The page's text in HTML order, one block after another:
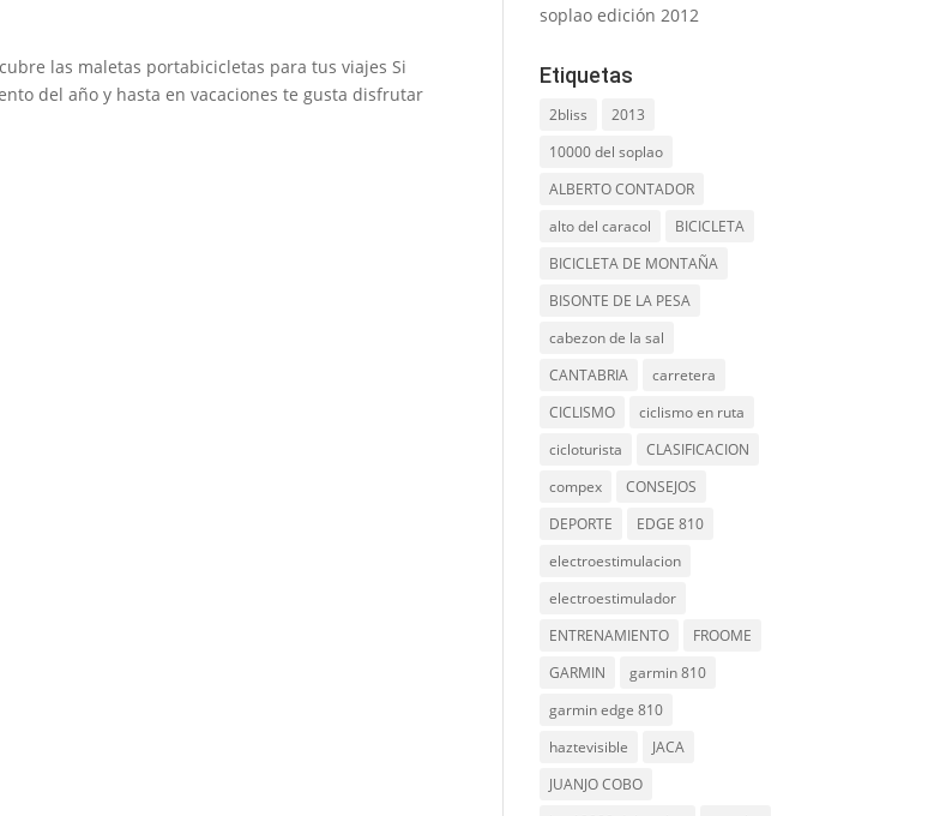
las maletas portabicicletas para tus viajes Si
del año y hasta en vacaciones te gusta disfrutar
soplao edición 2012
Etiquetas
2bliss
2013
10000 del soplao
ALBERTO CONTADOR
alto del caracol
BICICLETA
BICICLETA DE MONTAÑA
BISONTE DE LA PESA
cabezon de la sal
CANTABRIA
carretera
CICLISMO
ciclismo en ruta
cicloturista
CLASIFICACION
compex
CONSEJOS
DEPORTE
EDGE 810
electroestimulacion
electroestimulador
ENTRENAMIENTO
FROOME
GARMIN
garmin 810
garmin edge 810
haztevisible
JACA
JUANJO COBO